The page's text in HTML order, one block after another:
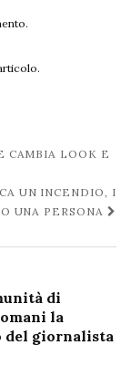
CAMBIA LOOK E
UN INCENDIO, I
UNA PERSONA
di
la
del giornalista